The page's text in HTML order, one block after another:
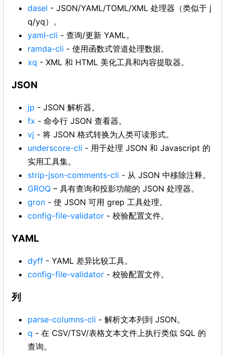
dasel - JSON/YAML/TOML/XML 处理器（类似于 j
q/yq）。
yaml-cli - 查询/更新 YAML。
ramda-cli - 使用函数式管道处理数据。
xq - XML 和 HTML 美化工具和内容提取器。
JSON
jp - JSON 解析器。
fx - 命令行 JSON 查看器。
vj - 将 JSON 格式转换为人类可读形式。
underscore-cli - 用于处理 JSON 和 Javascript 的
实用工具集。
strip-json-comments-cli - 从 JSON 中移除注释。
GROQ – 具有查询和投影功能的 JSON 处理器。
gron - 使 JSON 可用 grep 工具处理。
config-file-validator - 校验配置文件。
YAML
dyff - YAML 差异比较工具。
config-file-validator - 校验配置文件。
列
parse-columns-cli - 解析文本列到 JSON。
q - 在 CSV/TSV/表格文本文件上执行类似 SQL 的
查询。